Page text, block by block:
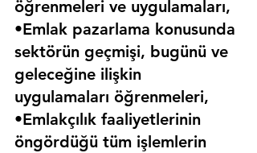
öğrenmeleri ve uygulamaları,
•Emlak pazarlama konusunda
sektörün geçmişi, bugünü ve
geleceğine ilişkin
uygulamaları öğrenmeleri,
•Emlakçılık faaliyetlerinin
öngördüğü tüm işlemlerin